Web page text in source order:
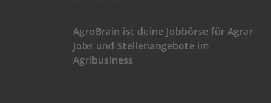
AgroBrain ist deine Jobbörse für Agrar
Jobs und Stellenangebote im
Agribusiness